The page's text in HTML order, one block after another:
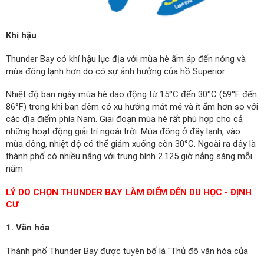
Khí hậu
Thunder Bay có khí hậu lục địa với mùa hè ấm áp đến nóng và
mùa đông lạnh hơn do có sự ảnh hưởng của hồ Superior
Nhiệt độ ban ngày mùa hè dao động từ 15°C đến 30°C (59°F đến
86°F) trong khi ban đêm có xu hướng mát mẻ và ít ẩm hơn so với
các địa điểm phía Nam. Giai đoạn mùa hè rất phù hợp cho cả
những hoạt động giải trí ngoài trời. Mùa đông ở đây lạnh, vào
mùa đông, nhiệt độ có thể giảm xuống còn 30°C. Ngoài ra đây là
thành phố có nhiều nắng với trung bình 2.125 giờ nắng sáng mỗi
năm
LÝ DO CHỌN THUNDER BAY LÀM ĐIỂM ĐẾN DU HỌC - ĐỊNH
CƯ
1. Văn hóa
Thành phố Thunder Bay được tuyên bố là "Thủ đô văn hóa của